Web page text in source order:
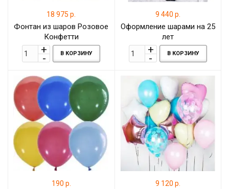
18 975 р.
Фонтан из шаров Розовое
Конфетти
В КОРЗИНУ
9 440 р.
Оформление шарами на 25
лет
В КОРЗИНУ
190 р. 9 120 р.